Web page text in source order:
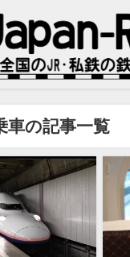
車の記事一覧